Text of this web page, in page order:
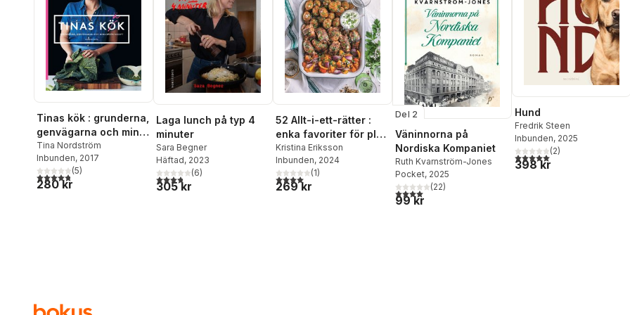
Tinas kök : grunderna,
genvägarna och mina
bästa recept
Tina Nordström
Inbunden, 2017
4,8utav 5 stjärnor. Totalt antal röster:
(5)
280 kr
Laga lunch på typ 4
minuter
Sara Begner
Häftad, 2023
3,8utav 5 stjärnor. Totalt antal röster:
(6)
305 kr
52 Allt-i-ett-rätter :
enka favoriter för plåt,
panna, form och gryta
Kristina Eriksson
Inbunden, 2024
4,0utav 5 stjärnor. Totalt antal röster:
(1)
269 kr
Del 2
Väninnorna på
Nordiska Kompaniet
Ruth Kvarnström-Jones
Pocket, 2025
4,0utav 5 stjärnor. Totalt antal röster:
(22)
99 kr
Hund
Fredrik Steen
Inbunden, 2025
5,0utav 5 stjärnor. Totalt
(2)
398 kr